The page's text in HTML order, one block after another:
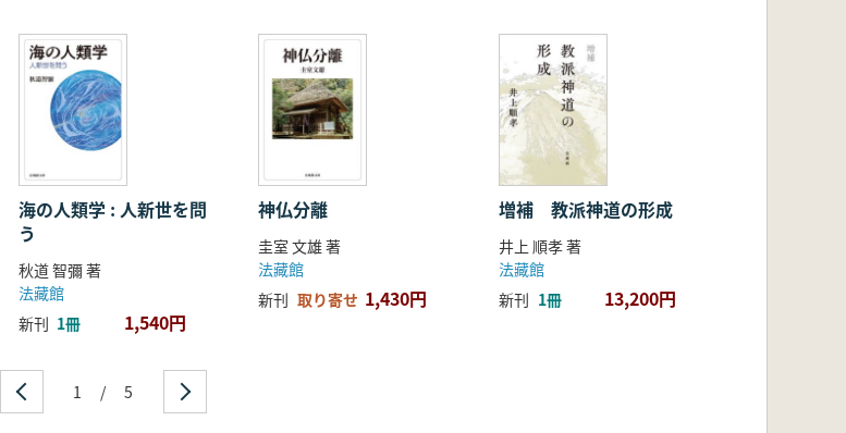
海の人類学 : 人新世を問
う
秋道 智彌 著
法藏館
新刊 1冊 1,540円
神仏分離
圭室 文雄 著
法藏館
新刊 取り寄せ 1,430円
増補 教派神道の形成
井上 順孝 著
法藏館
新刊 1冊 13,200円
1 / 5